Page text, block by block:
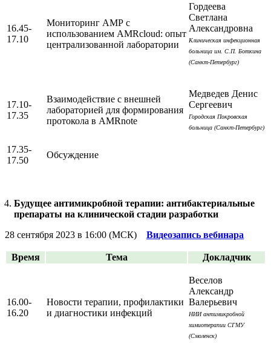
16.45-
17.10
Мониторинг АМР с
использованием AMRcloud: опыт
централизованной лаборатории
Гордеева
Светлана
Александровна
Клиническая инфекционная
больница им. С.П. Боткина
(Санкт-Петербург)
17.10-
17.35
Взаимодействие с внешней
лабораторией для формирования
протокола в AMRnote
Медведев Денис
Сергеевич
Городская Покровская
больница (Санкт-Петербург)
17.35-
17.50
Обсуждение
Будущее антимикробной терапии: антибактериальные
препараты на клинической стадии разработки
28 сентября 2023 в 16:00 (МСК) Видеозапись вебинара
Время Тема Докладчик
16.00-
16.20
Новости терапии, профилактики
и диагностики инфекций
Веселов
Александр
Валерьевич
НИИ антимикробной
химиотерапии СГМУ
(Смоленск)